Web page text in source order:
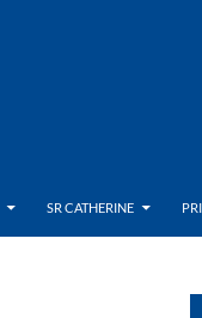
SR CATHERINE